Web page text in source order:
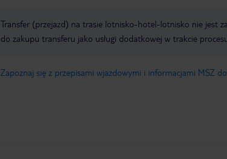
Transfer (przejazd) na trasie lotnisko-hotel-lotnisko nie jest
do zakupu transferu jako usługi dodatkowej w trakcie
Zapoznaj się z przepisami wjazdowymi i informacjami MSZ